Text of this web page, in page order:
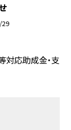
対応助成金・支